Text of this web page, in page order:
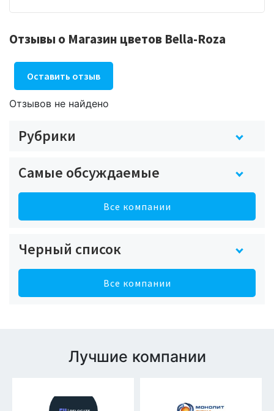
Отзывы о Магазин цветов Bella-Roza
Оставить отзыв
Отзывов не найдено
Рубрики
Самые обсуждаемые
Все компании
Черный список
Все компании
Лучшие компании